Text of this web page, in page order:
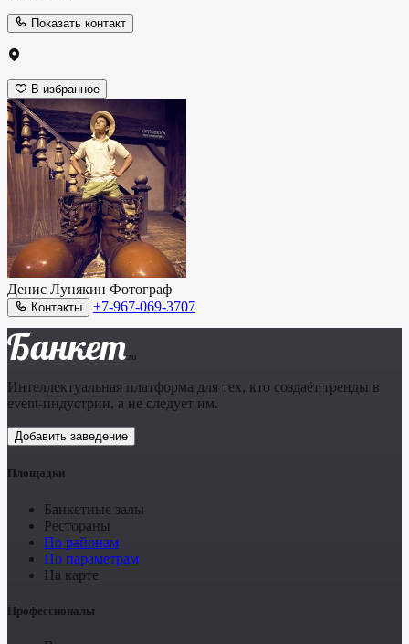
Показать контакт
В избранное
Денис Лунякин Фотограф
Контакты +7-967-069-3707
Банкет .ru
Интеллектуальная платформа для тех, кто создаёт тренды в
event-индустрии, а не следует им.
Добавить заведение
Площадки
Банкетные залы
Рестораны
По районам
По параметрам
На карте
Профессионалы